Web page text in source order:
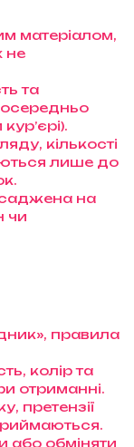
матеріалом,
не
та
кількості
лише до
на
чи
правила
колір та
отриманні.
претензії
або обміняти